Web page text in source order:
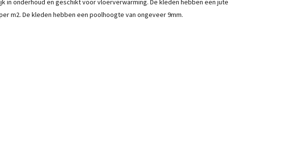
in onderhoud en geschikt voor vloerverwarming. De kleden hebben een jute
m2. De kleden hebben een poolhoogte van ongeveer 9mm.